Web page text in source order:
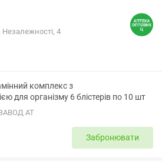
4
комплекс з
для організму 6 блістерів по 10 шт
АТ
Забронювати